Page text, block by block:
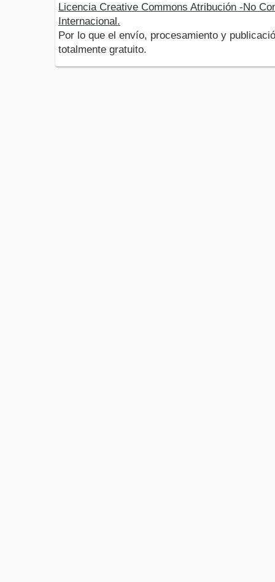
Licencia Creative Commons Atribución -No
Internacional.
Por lo que el envío, procesamiento y
totalmente gratuito.